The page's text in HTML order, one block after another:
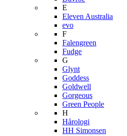
E
Eleven Australia
evo
F
Falengreen
Fudge
G
Glynt
Goddess
Goldwell
Gorgeous
Green People
H
Hårologi
HH Simonsen